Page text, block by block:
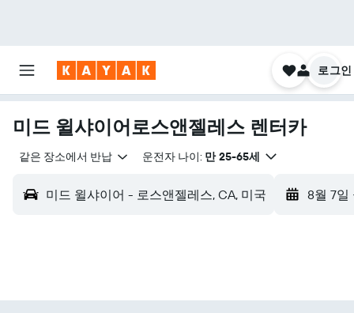
로그인
미드 윌샤이어로스앤젤레스 렌터카
같은 장소에서 반납 운전자 나이: 만 25-65세
미드 윌샤이어 - 로스앤젤레스, CA, 미국 8월 7일